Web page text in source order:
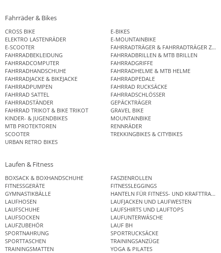
Fahrräder & Bikes
CROSS BIKE
E-BIKES
ELEKTRO LASTENRÄDER
E-MOUNTAINBIKE
E-SCOOTER
FAHRRADTRÄGER & FAHRRADTRÄGER
FAHRRADBEKLEIDUNG
FAHRRADBRILLEN & MTB BRILLEN
FAHRRADCOMPUTER
FAHRRADGRIFFE
FAHRRADHANDSCHUHE
FAHRRADHELME & MTB HELME
FAHRRADJACKE & BIKEJACKE
FAHRRADPEDALE
FAHRRADPUMPEN
FAHRRAD RUCKSÄCKE
FAHRRAD SATTEL
FAHRRADSCHLÖSSER
FAHRRADSTÄNDER
GEPÄCKTRÄGER
FAHRRAD TRIKOT & BIKE TRIKOT
GRAVEL BIKE
KINDER- & JUGENDBIKES
MOUNTAINBIKE
MTB PROTEKTOREN
RENNRÄDER
SCOOTER
TREKKINGBIKES & CITYBIKES
URBAN RETRO BIKES
Laufen & Fitness
BOXSACK & BOXHANDSCHUHE
FASZIENROLLEN
FITNESSGERÄTE
FITNESSLEGGINGS
GYMNASTIKBÄLLE
HANTELN FÜR FITNESS- UND
LAUFHOSEN
LAUFJACKEN UND LAUFWESTEN
LAUFSCHUHE
LAUFSHIRTS UND LAUFTOPS
LAUFSOCKEN
LAUFUNTERWÄSCHE
LAUFZUBEHÖR
LAUF BH
SPORTNAHRUNG
SPORTRUCKSÄCKE
SPORTTASCHEN
TRAININGSANZÜGE
TRAININGSMATTEN
YOGA & PILATES